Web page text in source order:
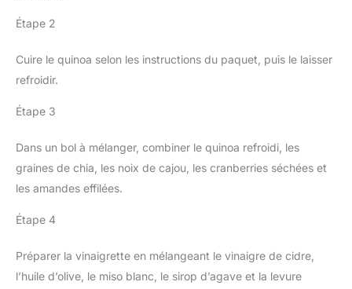
Étape 2
Cuire le quinoa selon les instructions du paquet, puis le laisser
refroidir.
Étape 3
Dans un bol à mélanger, combiner le quinoa refroidi, les
graines de chia, les noix de cajou, les cranberries séchées et
les amandes effilées.
Étape 4
Préparer la vinaigrette en mélangeant le vinaigre de cidre,
l’huile d’olive, le miso blanc, le sirop d’agave et la levure